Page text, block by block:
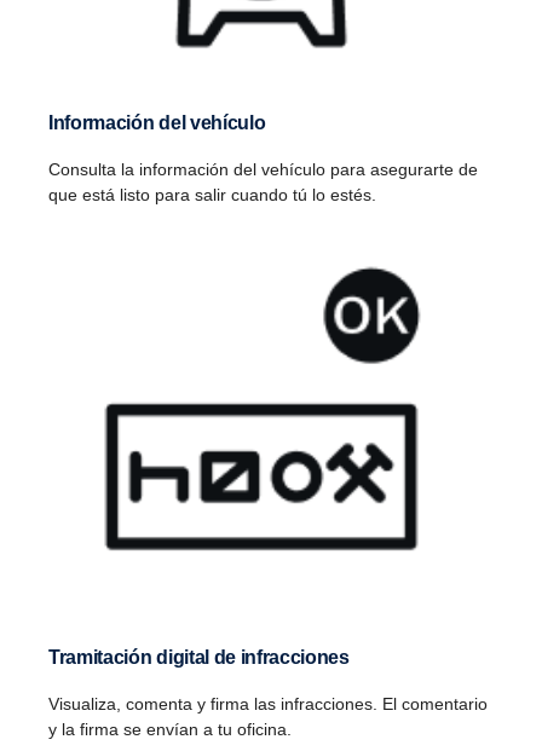
Información del vehículo
Consulta la información del vehículo para asegurarte de
que está listo para salir cuando tú lo estés.
Tramitación digital de infracciones
Visualiza, comenta y firma las infracciones. El comentario
y la firma se envían a tu oficina.